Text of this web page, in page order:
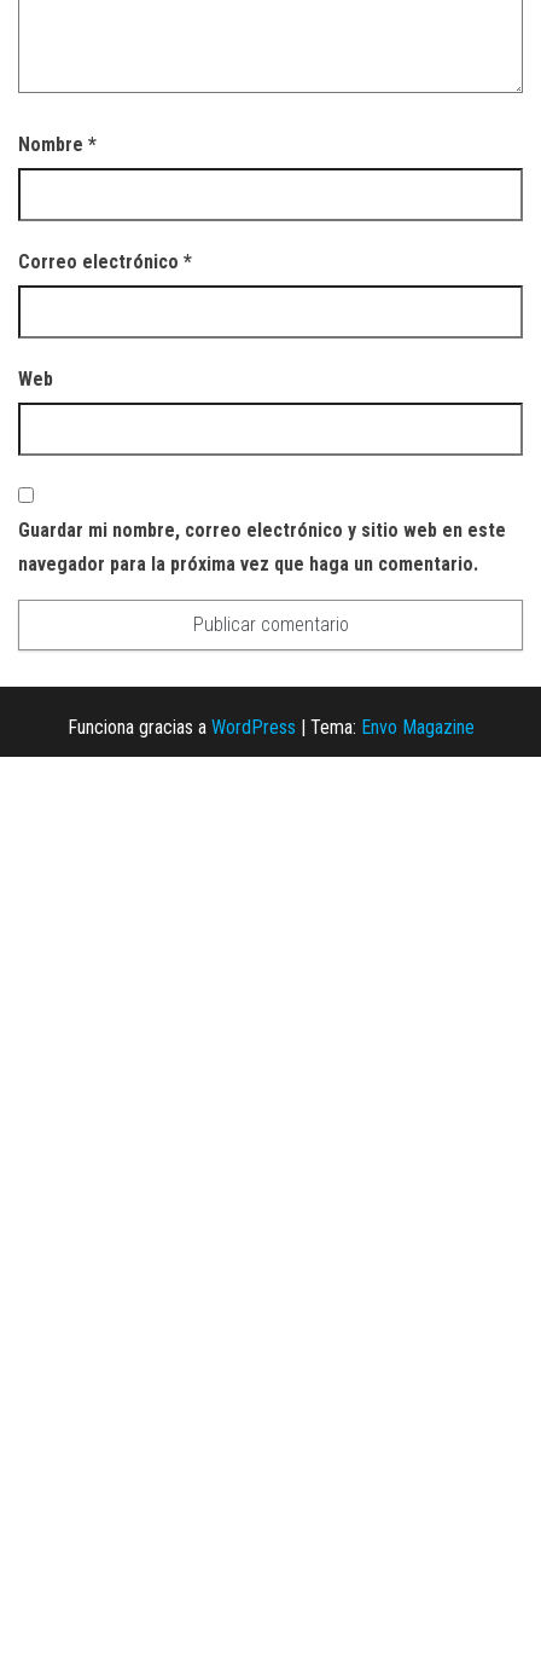
Nombre *
Correo electrónico *
Web
Guardar mi nombre, correo electrónico y sitio web en este
navegador para la próxima vez que haga un comentario.
Funciona gracias a WordPress Tema: Envo Magazine